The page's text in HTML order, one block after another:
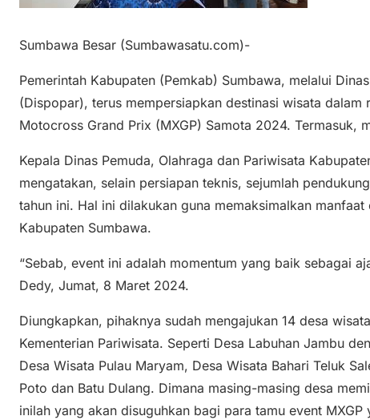
Sumbawa Besar (Sumbawasatu.com)-
Pemerintah Kabupaten (Pemkab) Sumbawa, melalui
(Dispopar), terus mempersiapkan destinasi wisata dalam
Motocross Grand Prix (MXGP) Samota 2024. Termasuk,
Kepala Dinas Pemuda, Olahraga dan Pariwisata
mengatakan, selain persiapan teknis, sejumlah
tahun ini. Hal ini dilakukan guna memaksimalkan
Kabupaten Sumbawa.
“Sebab, event ini adalah momentum yang baik sebagai
Dedy, Jumat, 8 Maret 2024.
Diungkapkan, pihaknya sudah mengajukan 14 desa
Kementerian Pariwisata. Seperti Desa Labuhan Jambu
Desa Wisata Pulau Maryam, Desa Wisata Bahari Teluk
Poto dan Batu Dulang. Dimana masing-masing desa
inilah yang akan disuguhkan bagi para tamu event MXGP